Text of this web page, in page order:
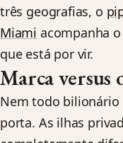
três geografias, o
Miami acompanha
que está por vir.
Marca versus
Nem todo bilionário
porta. As ilhas